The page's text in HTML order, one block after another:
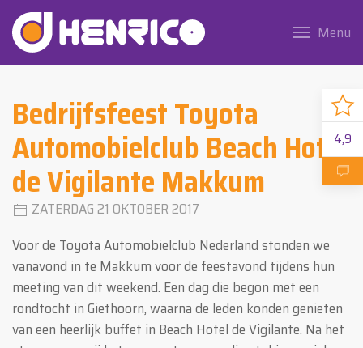
4,9
Menu
Bedrijfsfeest Toyota
Automobielclub Beach Hotel
de Vigilante Makkum
ZATERDAG 21 OKTOBER 2017
Voor de Toyota Automobielclub Nederland stonden we
vanavond in te Makkum voor de feestavond tijdens hun
meeting van dit weekend. Een dag die begon met een
rondtocht in Giethoorn, waarna de leden konden genieten
van een heerlijk buffet in Beach Hotel de Vigilante. Na het